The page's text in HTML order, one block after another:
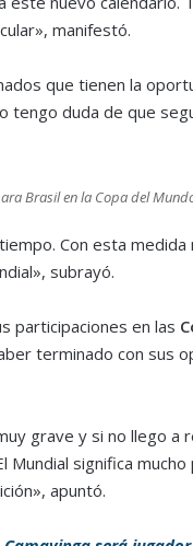
manifestó.
que tienen la
tengo duda de que
Brasil en la Copa del
Con esta
subrayó.
participaciones en las
terminado con sus
grave y si no llego
Mundial significa
apuntó.